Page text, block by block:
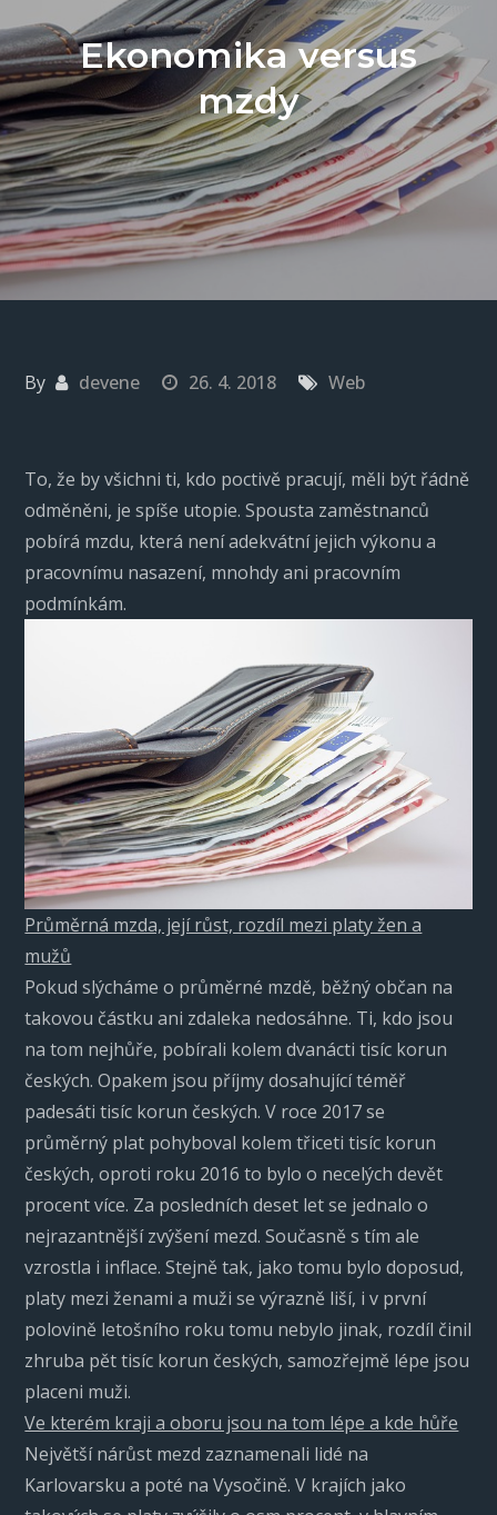
Ekonomika versus
mzdy
By devene 26. 4. 2018 Web
To, že by všichni ti, kdo poctivě pracují, měli být řádně
odměněni, je spíše utopie. Spousta zaměstnanců
pobírá mzdu, která není adekvátní jejich výkonu a
pracovnímu nasazení, mnohdy ani pracovním
podmínkám.
Průměrná mzda, její růst, rozdíl mezi platy žen a
mužů
Pokud slýcháme o průměrné mzdě, běžný občan na
takovou částku ani zdaleka nedosáhne. Ti, kdo jsou
na tom nejhůře, pobírali kolem dvanácti tisíc korun
českých. Opakem jsou příjmy dosahující téměř
padesáti tisíc korun českých. V roce 2017 se
průměrný plat pohyboval kolem třiceti tisíc korun
českých, oproti roku 2016 to bylo o necelých devět
procent více. Za posledních deset let se jednalo o
nejrazantnější zvýšení mezd. Současně s tím ale
vzrostla i inflace. Stejně tak, jako tomu bylo doposud,
platy mezi ženami a muži se výrazně liší, i v první
polovině letošního roku tomu nebylo jinak, rozdíl činil
zhruba pět tisíc korun českých, samozřejmě lépe jsou
placeni muži.
Ve kterém kraji a oboru jsou na tom lépe a kde hůře
Největší nárůst mezd zaznamenali lidé na
Karlovarsku a poté na Vysočině. V krajích jako